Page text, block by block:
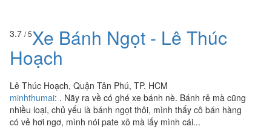
3.7 / 5Xe Bánh Ngọt - Lê Thúc
Hoạch
Lê Thúc Hoạch, Quận Tân Phú, TP. HCM
minhthumai: . Nãy ra về có ghé xe bánh nè. Bánh rẻ mà cũng
nhiều loại, chủ yếu là bánh ngọt thôi, mình thấy cô bán hàng
có vẻ hơi ngơ, mình nói pate xô mà lấy mình cái...